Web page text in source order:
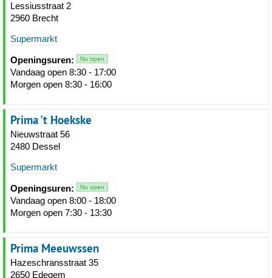
Lessiusstraat 2
2960 Brecht
Supermarkt
Openingsuren: Nu open
Vandaag open 8:30 - 17:00
Morgen open 8:30 - 16:00
Prima 't Hoekske
Nieuwstraat 56
2480 Dessel
Supermarkt
Openingsuren: Nu open
Vandaag open 8:00 - 18:00
Morgen open 7:30 - 13:30
Prima Meeuwssen
Hazeschransstraat 35
2650 Edegem